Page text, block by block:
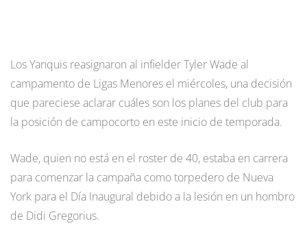
Los Yanquis reasignaron al infielder Tyler Wade al
campamento de Ligas Menores el miércoles, una decisión
que pareciese aclarar cuáles son los planes del club para
la posición de campocorto en este inicio de temporada.
Wade, quien no está en el roster de 40, estaba en carrera
para comenzar la campaña como torpedero de Nueva
York para el Día Inaugural debido a la lesión en un hombro
de Didi Gregorius.